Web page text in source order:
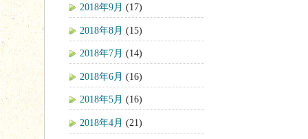
2018年9月 (17)
2018年8月 (15)
2018年7月 (14)
2018年6月 (16)
2018年5月 (16)
2018年4月 (21)